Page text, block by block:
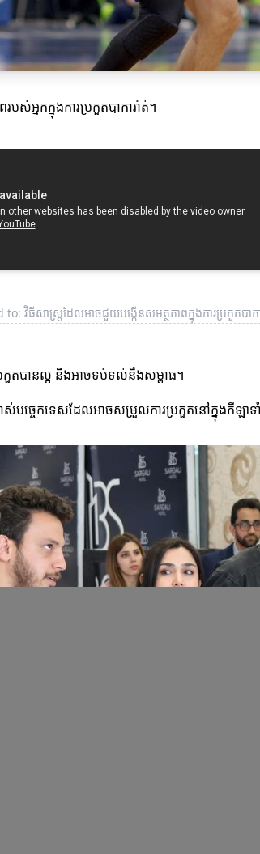
ស់អ្នកក្នុងការប្រកួតបាការ៉ាត់។
វិធីសាស្ត្រដែលអាចជួយបង្កើនសមត្ថភាពក្នុងការប្រកួតបាក
រកួតបានល្អ និងអាចទប់ទល់នឹងសម្ពាធ។
ាស់បច្ចេកទេសដែលអាចសម្រួលការប្រកួតនៅក្នុងកីឡាទ